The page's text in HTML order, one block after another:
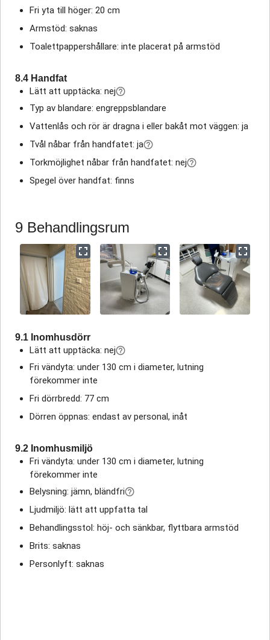
Fri yta till höger: 20 cm
Armstöd: saknas
Toalettpappershållare: inte placerat på armstöd
8.4 Handfat
Lätt att upptäcka: nej
Typ av blandare: engreppsblandare
Vattenlås och rör är dragna i eller bakåt mot väggen: ja
Tvål nåbar från handfatet: ja
Torkmöjlighet nåbar från handfatet: nej
Spegel över handfat: finns
9 Behandlingsrum
9.1 Inomhusdörr
Lätt att upptäcka: nej
Fri vändyta: under 130 cm i diameter, lutning
förekommer inte
Fri dörrbredd: 77 cm
Dörren öppnas: endast av personal, inåt
9.2 Inomhusmiljö
Fri vändyta: under 130 cm i diameter, lutning
förekommer inte
Belysning: jämn, bländfri
Ljudmiljö: lätt att uppfatta tal
Behandlingsstol: höj- och sänkbar, flyttbara armstöd
Brits: saknas
Personlyft: saknas